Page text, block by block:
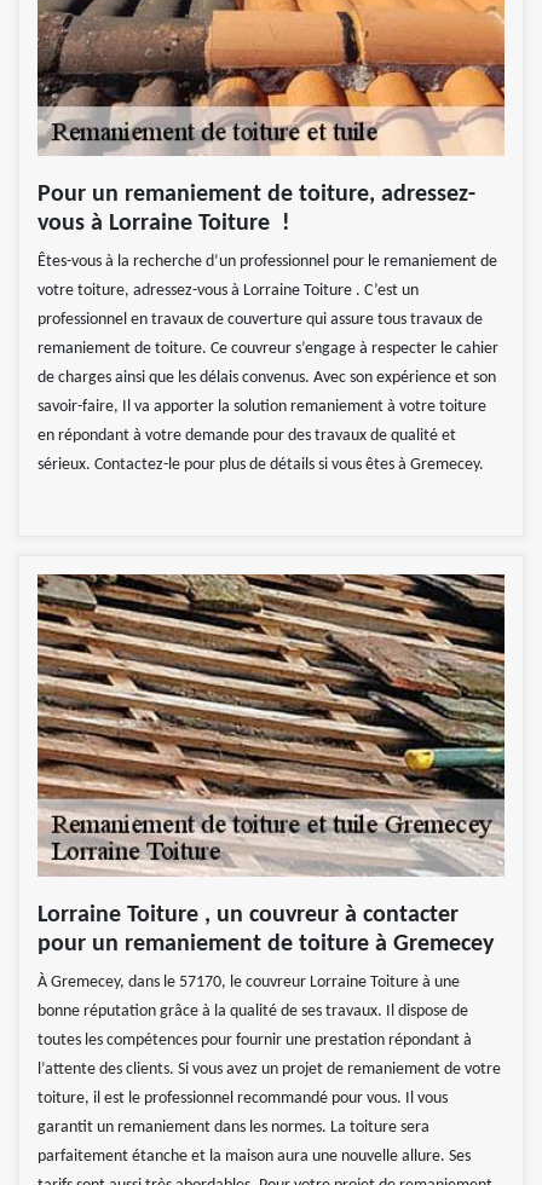
Pour un remaniement de toiture, adressez-
vous à Lorraine Toiture !
Êtes-vous à la recherche d’un professionnel pour le remaniement de
votre toiture, adressez-vous à Lorraine Toiture . C’est un
professionnel en travaux de couverture qui assure tous travaux de
remaniement de toiture. Ce couvreur s’engage à respecter le cahier
de charges ainsi que les délais convenus. Avec son expérience et son
savoir-faire, Il va apporter la solution remaniement à votre toiture
en répondant à votre demande pour des travaux de qualité et
sérieux. Contactez-le pour plus de détails si vous êtes à Gremecey.
Lorraine Toiture , un couvreur à contacter
pour un remaniement de toiture à Gremecey
À Gremecey, dans le 57170, le couvreur Lorraine Toiture à une
bonne réputation grâce à la qualité de ses travaux. Il dispose de
toutes les compétences pour fournir une prestation répondant à
l’attente des clients. Si vous avez un projet de remaniement de votre
toiture, il est le professionnel recommandé pour vous. Il vous
garantit un remaniement dans les normes. La toiture sera
parfaitement étanche et la maison aura une nouvelle allure. Ses